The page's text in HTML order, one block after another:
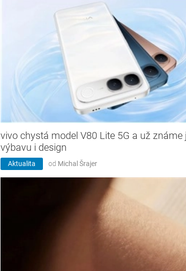
vivo chystá model V80 Lite 5G a už známe
výbavu i design
Aktualita od Michal Šrajer